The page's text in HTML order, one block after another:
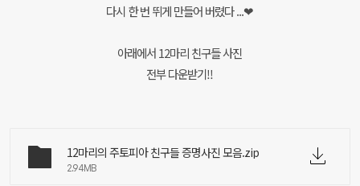
다시 한 번 뛰게 만들어 버렸다 ...❤
아래에서 12마리 친구들 사진
전부 다운받기!!
12마리의 주토피아 친구들 증명사진 모음.zip
2.94MB